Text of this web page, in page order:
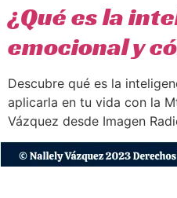
¿Qué es la
emocional y
Descubre qué es la
aplicarla en tu vida con la
Vázquez desde Imagen